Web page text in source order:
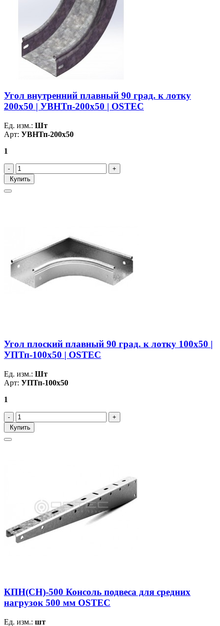
Угол внутренний плавный 90 град. к лотку
200х50 | УВНТп-200х50 | OSTEC
Ед. изм.: Шт
Арт: УВНТп-200х50
1
Купить
Угол плоский плавный 90 град. к лотку 100х50 |
УПТп-100х50 | OSTEC
Ед. изм.: Шт
Арт: УПТп-100х50
1
Купить
КПН(СН)-500 Консоль подвеса для средних
нагрузок 500 мм OSTEC
Ед. изм.: шт